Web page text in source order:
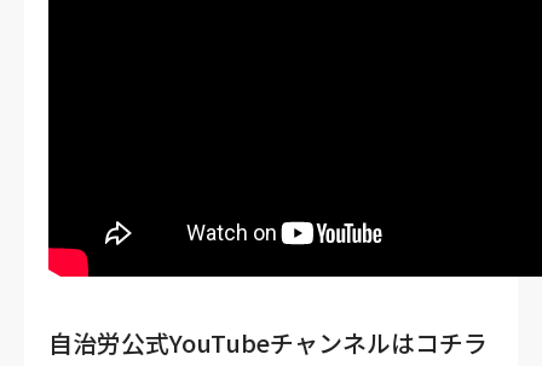
自治労公式YouTubeチャンネルはコチラ